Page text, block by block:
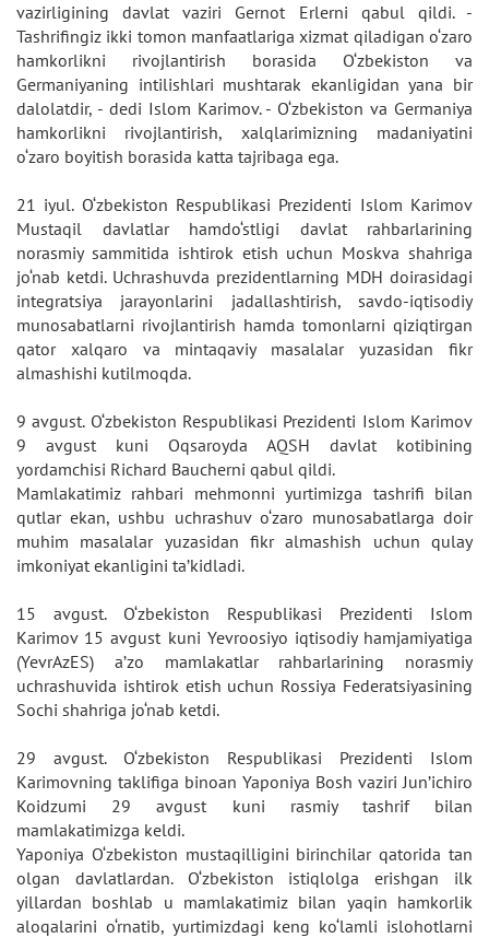
vazirligining davlat vaziri Gernot Erlerni qabul qildi. -
Tashrifingiz ikki tomon manfaatlariga xizmat qiladigan o‘zaro
hamkorlikni rivojlantirish borasida O‘zbekiston va
Germaniyaning intilishlari mushtarak ekanligidan yana bir
dalolatdir, - dedi Islom Karimov. - O‘zbekiston va Germaniya
hamkorlikni rivojlantirish, xalqlarimizning madaniyatini
o‘zaro boyitish borasida katta tajribaga ega.
21 iyul. O‘zbekiston Respublikasi Prezidenti Islom Karimov
Mustaqil davlatlar hamdo‘stligi davlat rahbarlarining
norasmiy sammitida ishtirok etish uchun Moskva shahriga
jo‘nab ketdi. Uchrashuvda prezidentlarning MDH doirasidagi
integratsiya jarayonlarini jadallashtirish, savdo-iqtisodiy
munosabatlarni rivojlantirish hamda tomonlarni qiziqtirgan
qator xalqaro va mintaqaviy masalalar yuzasidan fikr
almashishi kutilmoqda.
9 avgust. O‘zbekiston Respublikasi Prezidenti Islom Karimov
9 avgust kuni Oqsaroyda AQSH davlat kotibining
yordamchisi Richard Baucherni qabul qildi.
Mamlakatimiz rahbari mehmonni yurtimizga tashrifi bilan
qutlar ekan, ushbu uchrashuv o‘zaro munosabatlarga doir
muhim masalalar yuzasidan fikr almashish uchun qulay
imkoniyat ekanligini ta’kidladi.
15 avgust. O‘zbekiston Respublikasi Prezidenti Islom
Karimov 15 avgust kuni Yevroosiyo iqtisodiy hamjamiyatiga
(YevrAzES) a’zo mamlakatlar rahbarlarining norasmiy
uchrashuvida ishtirok etish uchun Rossiya Federatsiyasining
Sochi shahriga jo‘nab ketdi.
29 avgust. O‘zbekiston Respublikasi Prezidenti Islom
Karimovning taklifiga binoan Yaponiya Bosh vaziri Jun’ichiro
Koidzumi 29 avgust kuni rasmiy tashrif bilan
mamlakatimizga keldi.
Yaponiya O‘zbekiston mustaqilligini birinchilar qatorida tan
olgan davlatlardan. O‘zbekiston istiqlolga erishgan ilk
yillardan boshlab u mamlakatimiz bilan yaqin hamkorlik
aloqalarini o‘rnatib, yurtimizdagi keng ko‘lamli islohotlarni